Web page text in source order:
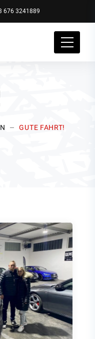
676 3241889
GUTE FAHRT!